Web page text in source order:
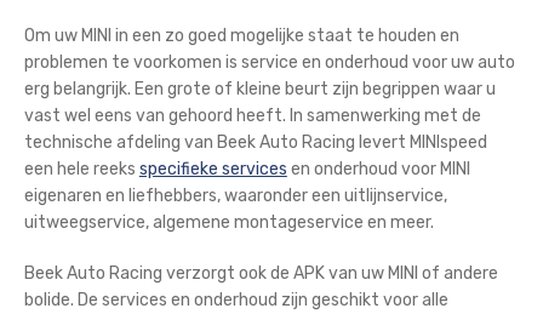
MIJN ACCOUNT
Om uw MINI in een zo goed mogelijke staat te houden en
problemen te voorkomen is service en onderhoud voor uw auto
erg belangrijk. Een grote of kleine beurt zijn begrippen waar u
vast wel eens van gehoord heeft. In samenwerking met de
technische afdeling van Beek Auto Racing levert MINIspeed
een hele reeks specifieke services en onderhoud voor MINI
eigenaren en liefhebbers, waaronder een uitlijnservice,
uitweegservice, algemene montageservice en meer.
Beek Auto Racing verzorgt ook de APK van uw MINI of andere
bolide. De services en onderhoud zijn geschikt voor alle